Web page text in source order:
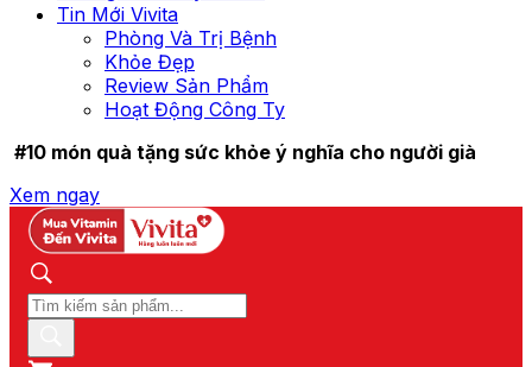
Tin Mới Vivita
Phòng Và Trị Bệnh
Khỏe Đẹp
Review Sản Phẩm
Hoạt Động Công Ty
#10 món quà tặng sức khỏe ý nghĩa cho người già
Xem ngay